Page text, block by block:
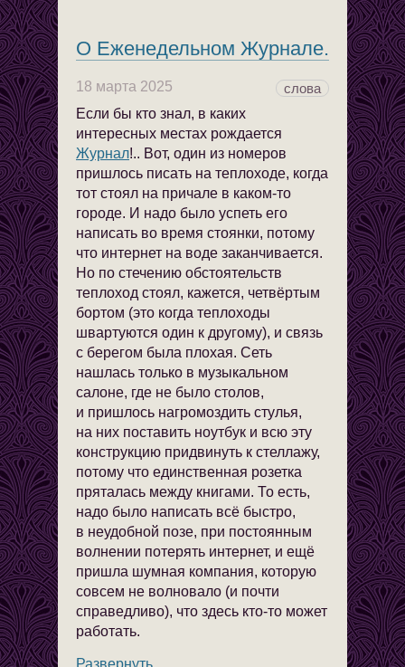
О Еженедельном Журнале.
18 марта 2025
слова
Если бы кто знал, в каких
интересных местах рождается
Журнал!.. Вот, один из номеров
пришлось писать на теплоходе, когда
тот стоял на причале в каком-то
городе. И надо было успеть его
написать во время стоянки, потому
что интернет на воде заканчивается.
Но по стечению обстоятельств
теплоход стоял, кажется, четвёртым
бортом (это когда теплоходы
швартуются один к другому), и связь
с берегом была плохая. Сеть
нашлась только в музыкальном
салоне, где не было столов,
и пришлось нагромоздить стулья,
на них поставить ноутбук и всю эту
конструкцию придвинуть к стеллажу,
потому что единственная розетка
пряталась между книгами. То есть,
надо было написать всё быстро,
в неудобной позе, при постоянным
волнении потерять интернет, и ещё
пришла шумная компания, которую
совсем не волновало (и почти
справедливо), что здесь кто-то может
работать.